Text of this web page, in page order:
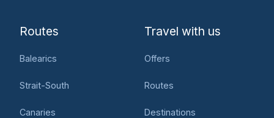
Routes
Balearics
Strait-South
Canaries
Travel with us
Offers
Routes
Destinations